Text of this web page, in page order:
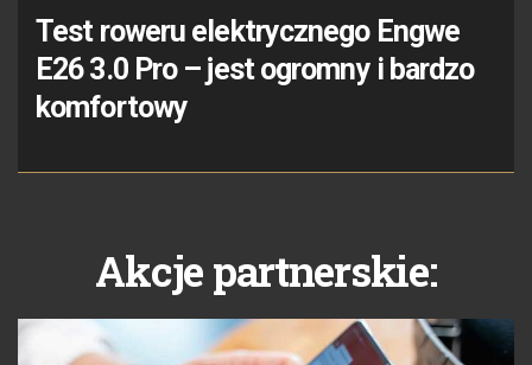
Test roweru elektrycznego Engwe
E26 3.0 Pro – jest ogromny i bardzo
komfortowy
Akcje partnerskie: